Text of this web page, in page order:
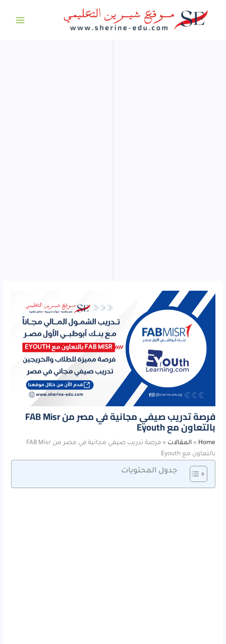
المحتوى
فرصة تدريب صيفي مجانية في مصر من FAB Misr
بالتعاون مع Eyouth
Home
»المقالات »
فرصة تدريب صيفي مجانية في مصر من FAB Misr
بالتعاون مع Eyouth
جدول المحتويات